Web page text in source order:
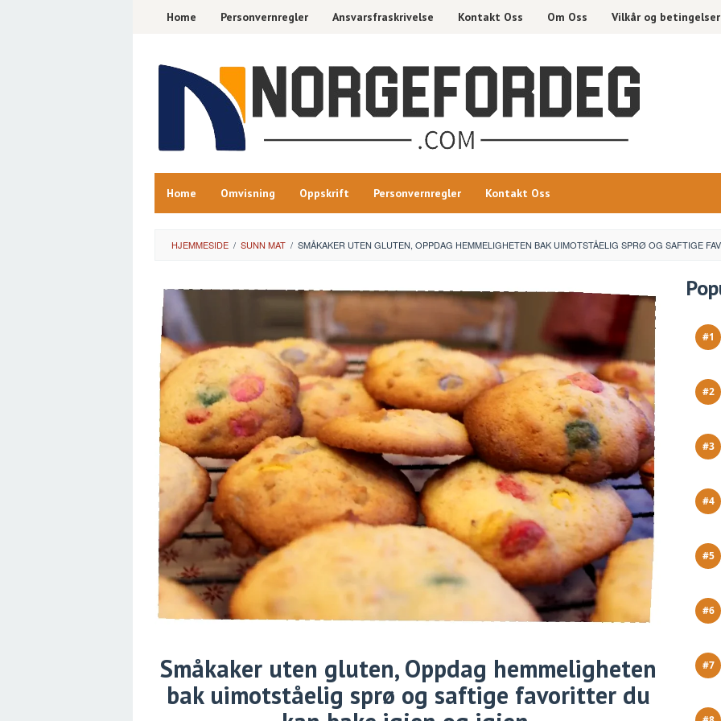
Home Personvernregler Ansvarsfraskrivelse Kontakt Oss Om Oss Vilkår og betingelser
Home Omvisning Oppskrift Personvernregler Kontakt Oss
HJEMMESIDE / SUNN MAT / SMÅKAKER UTEN GLUTEN, OPPDAG HEMMELIGHETEN BAK UIMOTSTÅELIG SPRØ OG SAFTIGE
Småkaker uten gluten, Oppdag hemmeligheten
bak uimotståelig sprø og saftige favoritter du